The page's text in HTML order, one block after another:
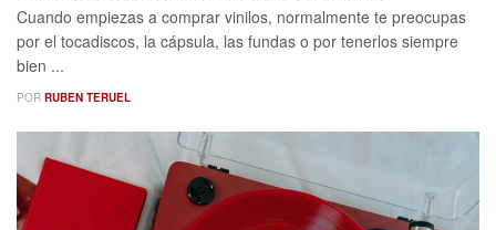
Cuando empiezas a comprar vinilos, normalmente te preocupas
por el tocadiscos, la cápsula, las fundas o por tenerlos siempre
bien ...
POR RUBEN TERUEL